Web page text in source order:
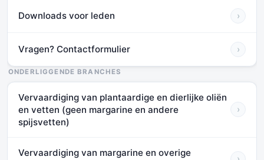
Downloads voor leden ›
Vragen? Contactformulier ›
ONDERLIGGENDE BRANCHES
Vervaardiging van plantaardige en dierlijke oliën
en vetten (geen margarine en andere
spijsvetten)
›
Vervaardiging van margarine en overige